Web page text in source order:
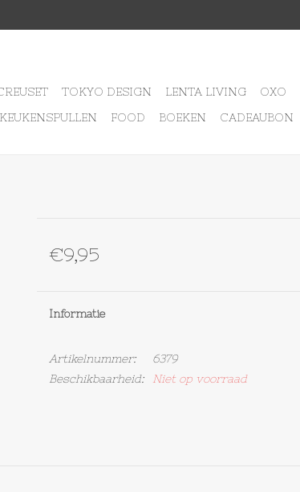
TOKYO DESIGN LENTA LIVING OXO
KEUKENSPULLEN FOOD BOEKEN CADEAUBON
€9,95
Informatie
Artikelnummer:
6379
Beschikbaarheid:
Niet op voorraad